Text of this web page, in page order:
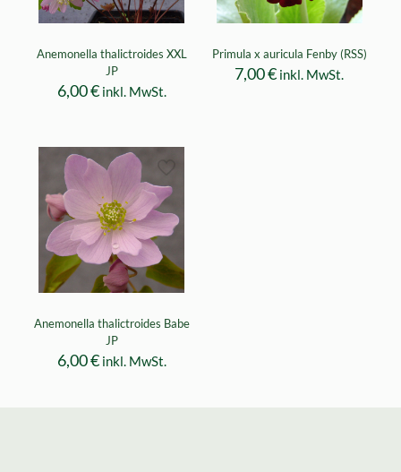
Anemonella thalictroides XXL
JP
6,00€ inkl. MwSt.
Primula x auricula Fenby (RSS)
7,00€ inkl. MwSt.
Anemonella thalictroides Babe
JP
6,00€ inkl. MwSt.